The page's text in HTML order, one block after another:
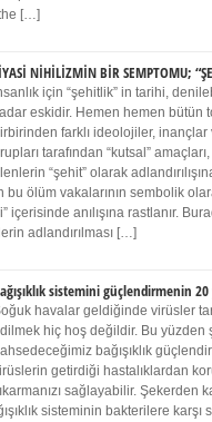
[…]
NİHİLİZMİN BİR SEMPTOMU;
için “şehitlik” in tarihi,
eskidir. Hemen hemen bütün
farklı ideolojiler, inançlar
tarafından “kutsal”
“şehit” olarak
bu ölüm vakalarının sembolik
içerisinde anılışına rastlanır.
adlandırılması […]
sistemini güçlendirmenin
havalar geldiğinde virüsler
hiç hoş değildir. Bu yüzden
bağışıklık
getirdiği hastalıklardan
sağlayabilir. Şekerden
sisteminin bakterilere karşı